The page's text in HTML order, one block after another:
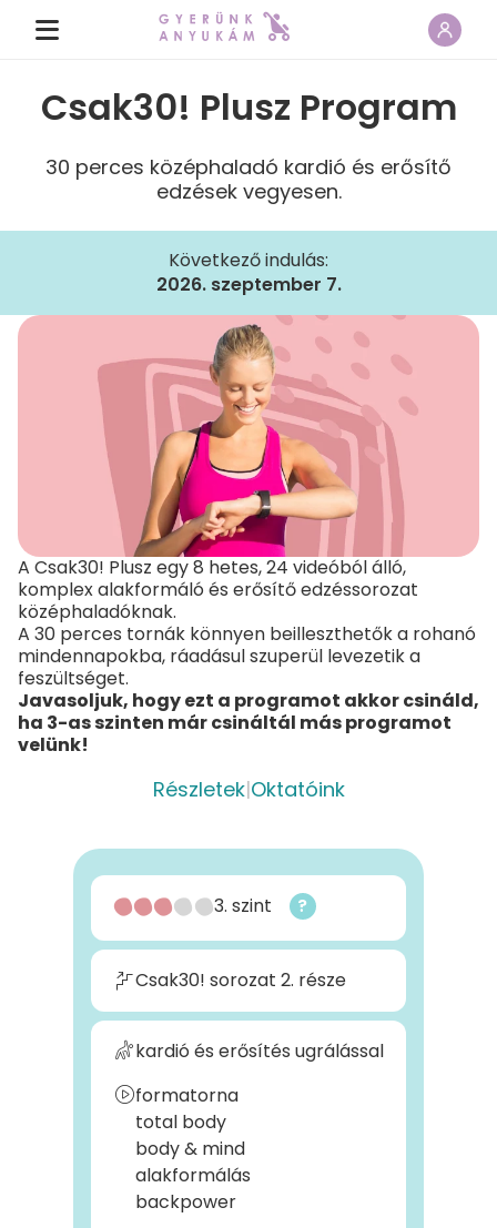
Csak30! Plusz Program
30 perces középhaladó kardió és erősítő
edzések vegyesen.
Következő indulás:
2026. szeptember 7.
Részletek|Oktatóink
A Csak30! Plusz egy 8 hetes, 24 videóból álló,
komplex alakformáló és erősítő edzéssorozat
középhaladóknak.
A 30 perces tornák könnyen beilleszthetők a rohanó
mindennapokba, ráadásul szuperül levezetik a
feszültséget.
Javasoljuk, hogy ezt a programot akkor csináld,
ha 3-as szinten már csináltál más programot
velünk!
3. szint ?
Csak30! sorozat 2. része
kardió és erősítés ugrálással
formatorna
total body
body & mind
alakformálás
backpower